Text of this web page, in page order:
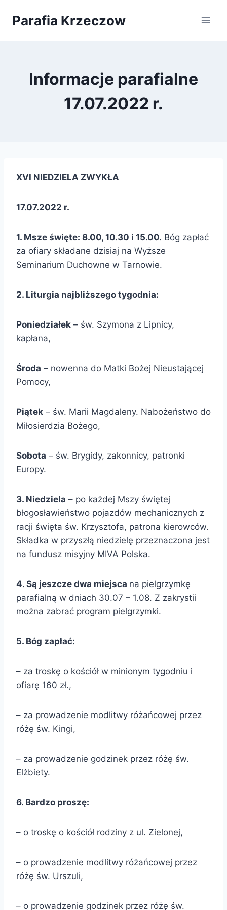
Parafia Krzeczow
Informacje parafialne
17.07.2022 r.
XVI NIEDZIELA ZWYKŁA
17.07.2022 r.
1. Msze święte: 8.00, 10.30 i 15.00. Bóg zapłać
za ofiary składane dzisiaj na Wyższe
Seminarium Duchowne w Tarnowie.
2. Liturgia najbliższego tygodnia:
Poniedziałek – św. Szymona z Lipnicy,
kapłana,
Środa – nowenna do Matki Bożej Nieustającej
Pomocy,
Piątek – św. Marii Magdaleny. Nabożeństwo do
Miłosierdzia Bożego,
Sobota – św. Brygidy, zakonnicy, patronki
Europy.
3. Niedziela – po każdej Mszy świętej
błogosławieństwo pojazdów mechanicznych z
racji święta św. Krzysztofa, patrona kierowców.
Składka w przyszłą niedzielę przeznaczona jest
na fundusz misyjny MIVA Polska.
4. Są jeszcze dwa miejsca na pielgrzymkę
parafialną w dniach 30.07 – 1.08. Z zakrystii
można zabrać program pielgrzymki.
5. Bóg zapłać:
– za troskę o kościół w minionym tygodniu i
ofiarę 160 zł.,
– za prowadzenie modlitwy różańcowej przez
różę św. Kingi,
– za prowadzenie godzinek przez różę św.
Elżbiety.
6. Bardzo proszę:
– o troskę o kościół rodziny z ul. Zielonej,
– o prowadzenie modlitwy różańcowej przez
różę św. Urszuli,
– o prowadzenie godzinek przez różę św.